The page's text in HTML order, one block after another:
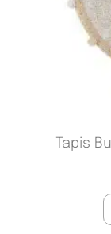
Tapis